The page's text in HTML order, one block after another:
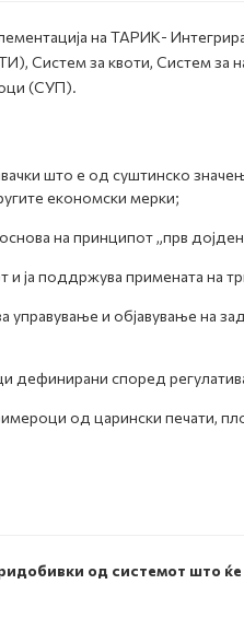
на ТАРИК-
Систем за квоти, Систем за
(СУП).
што е од суштинско
економски мерки;
на принципот „прв
ја поддржува примената на
и објавување на
дефинирани според
од царински печати,
од системот што